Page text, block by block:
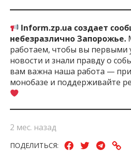
Inform.zp.ua создает
небезразлично Запорожье.
работаем, чтобы вы первыми
новости и знали правду о
вам важна наша работа —
монобазе и поддерживайте
2 мес. назад
ПОДЕЛИТЬСЯ: